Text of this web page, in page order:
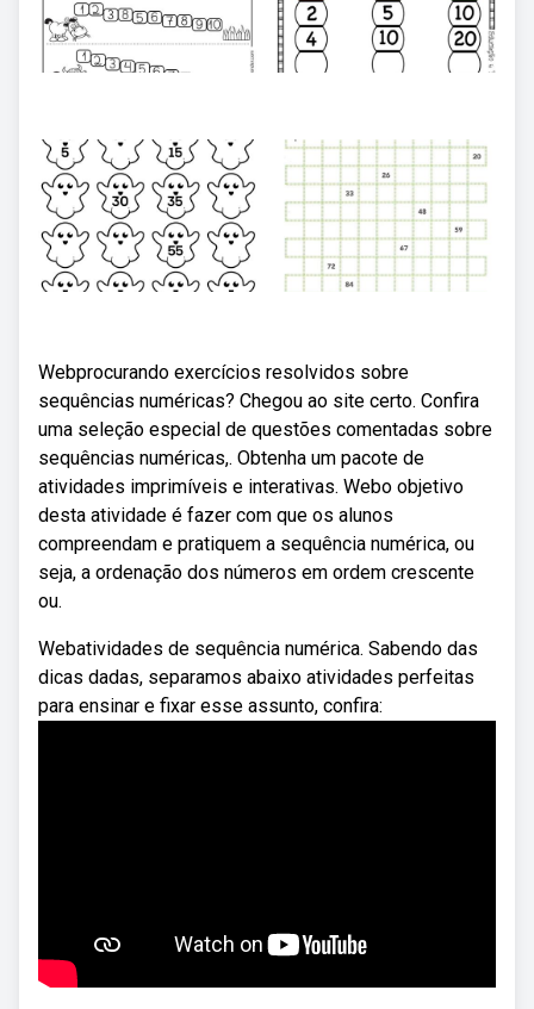
Webprocurando exercícios resolvidos sobre
sequências numéricas? Chegou ao site certo. Confira
uma seleção especial de questões comentadas sobre
sequências numéricas,. Obtenha um pacote de
atividades imprimíveis e interativas. Webo objetivo
desta atividade é fazer com que os alunos
compreendam e pratiquem a sequência numérica, ou
seja, a ordenação dos números em ordem crescente
ou.
Webatividades de sequência numérica. Sabendo das
dicas dadas, separamos abaixo atividades perfeitas
para ensinar e fixar esse assunto, confira: